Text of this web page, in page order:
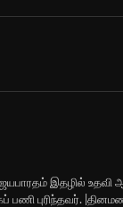
இதழில் உதவி
பணி புரிந்தவர்.